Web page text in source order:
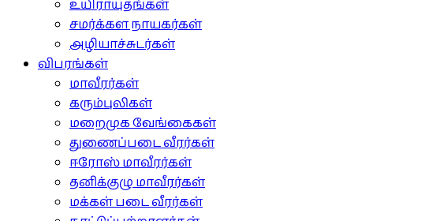
உயிராயுதங்கள்
சமர்க்கள நாயகர்கள்
அழியாச்சுடர்கள்
விபரங்கள்
மாவீரர்கள்
கரும்புலிகள்
மறைமுக வேங்கைகள்
துணைப்படை வீரர்கள்
ஈரோஸ் மாவீரர்கள்
தனிக்குழு மாவீரர்கள்
மக்கள் படை வீரர்கள்